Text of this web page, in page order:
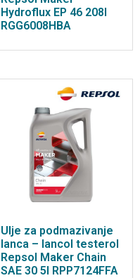
Hydroflux EP 46 208l
RGG6008HBA
Ulje za podmazivanje
lanca – lancol testerol
Repsol Maker Chain
SAE 30 5l RPP7124FFA